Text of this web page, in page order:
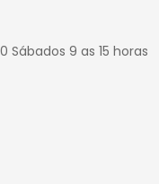
Sábados 9 as 15 horas